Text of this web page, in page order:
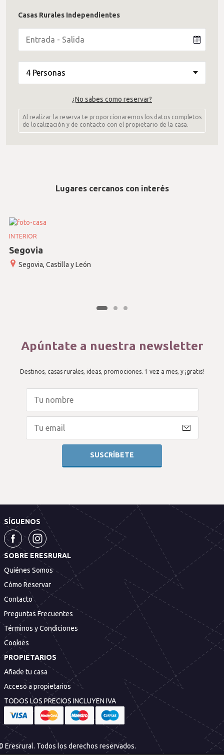
Casas Rurales Independientes
¿No sabes como reservar?
Al realizar la reserva te proporcionaremos los datos completos
de localización y de contacto con el propietario de la casa.
Lugares cercanos con interés
INTERIOR
Segovia
Segovia, Castilla y León
Apúntate a nuestra newsletter
Destinos, casas rurales, ideas, promociones. 1 vez a mes, y ¡gratis!
SÍGUENOS
SOBRE ERESRURAL
Quiénes Somos
Cómo Reservar
Contacto
Preguntas Frecuentes
Términos y Condiciones
Cookies
PROPIETARIOS
Añade tu casa
Acceso a propietarios
TODOS LOS PRECIOS INCLUYEN IVA
Eresrural. Todos los derechos reservados.